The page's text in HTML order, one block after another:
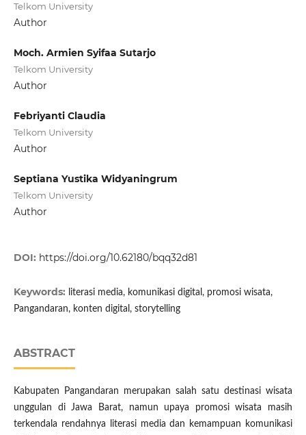
Telkom University
Author
Moch. Armien Syifaa Sutarjo
Telkom University
Author
Febriyanti Claudia
Telkom University
Author
Septiana Yustika Widyaningrum
Telkom University
Author
DOI: https://doi.org/10.62180/bqq32d81
Keywords:
literasi media, komunikasi digital, promosi wisata,
Pangandaran, konten digital, storytelling
ABSTRACT
Kabupaten Pangandaran merupakan salah satu destinasi wisata
unggulan di Jawa Barat, namun upaya promosi wisata masih
terkendala rendahnya literasi media dan kemampuan komunikasi